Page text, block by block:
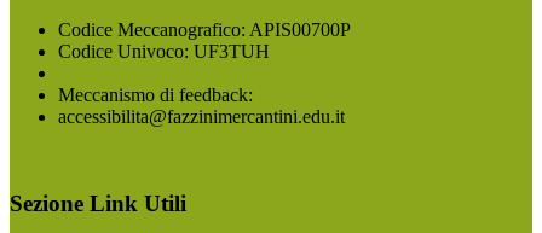
Codice Meccanografico: APIS00700P
Codice Univoco: UF3TUH
Meccanismo di feedback:
accessibilita@fazzinimercantini.edu.it
Sezione Link Utili